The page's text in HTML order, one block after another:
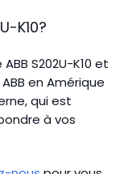
K10?
S202U-K10 et
en Amérique
qui est
à vos